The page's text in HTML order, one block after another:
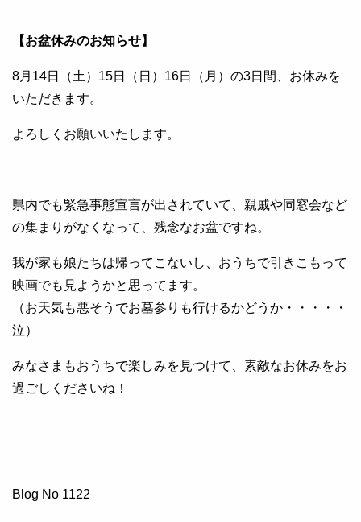
【お盆休みのお知らせ】
8月14日（土）15日（日）16日（月）の3日間、お休みを
いただきます。
よろしくお願いいたします。
県内でも緊急事態宣言が出されていて、親戚や同窓会など
の集まりがなくなって、残念なお盆ですね。
我が家も娘たちは帰ってこないし、おうちで引きこもって
映画でも見ようかと思ってます。
（お天気も悪そうでお墓参りも行けるかどうか・・・・・
泣）
みなさまもおうちで楽しみを見つけて、素敵なお休みをお
過ごしくださいね！
Blog No 1122